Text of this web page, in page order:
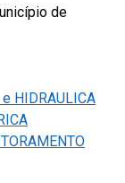
de
HIDRAULICA